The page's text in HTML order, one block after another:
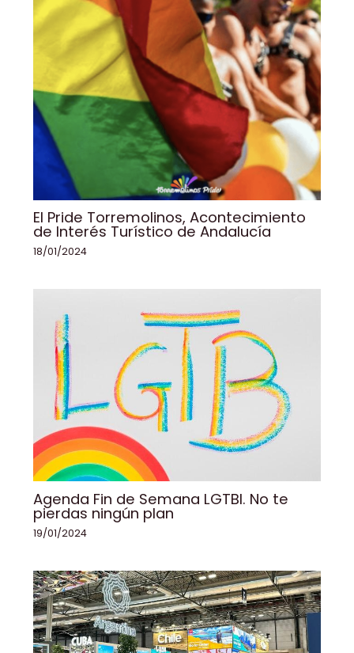
El Pride Torremolinos, Acontecimiento
de Interés Turístico de Andalucía
18/01/2024
Agenda Fin de Semana LGTBI. No te
pierdas ningún plan
19/01/2024